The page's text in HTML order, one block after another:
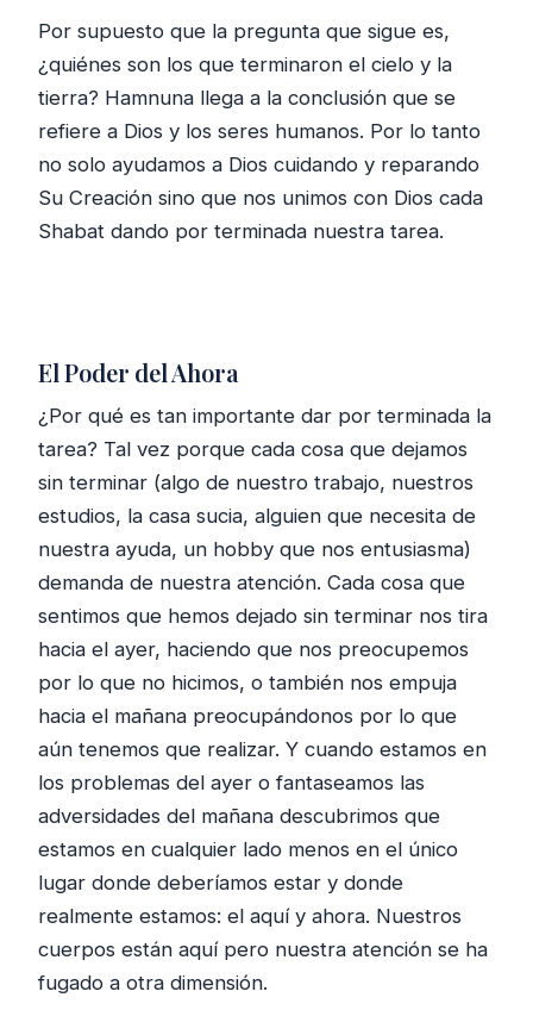
Por supuesto que la pregunta que sigue es,
¿quiénes son los que terminaron el cielo y la
tierra? Hamnuna llega a la conclusión que se
refiere a Dios y los seres humanos. Por lo tanto
no solo ayudamos a Dios cuidando y reparando
Su Creación sino que nos unimos con Dios cada
Shabat dando por terminada nuestra tarea.
El Poder del Ahora
¿Por qué es tan importante dar por terminada la
tarea? Tal vez porque cada cosa que dejamos
sin terminar (algo de nuestro trabajo, nuestros
estudios, la casa sucia, alguien que necesita de
nuestra ayuda, un hobby que nos entusiasma)
demanda de nuestra atención. Cada cosa que
sentimos que hemos dejado sin terminar nos tira
hacia el ayer, haciendo que nos preocupemos
por lo que no hicimos, o también nos empuja
hacia el mañana preocupándonos por lo que
aún tenemos que realizar. Y cuando estamos en
los problemas del ayer o fantaseamos las
adversidades del mañana descubrimos que
estamos en cualquier lado menos en el único
lugar donde deberíamos estar y donde
realmente estamos: el aquí y ahora. Nuestros
cuerpos están aquí pero nuestra atención se ha
fugado a otra dimensión.